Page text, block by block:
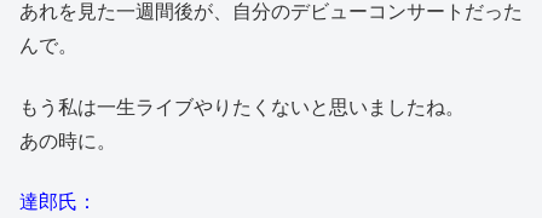
あれを見た一週間後が、自分のデビューコンサートだった
んで。
もう私は一生ライブやりたくないと思いましたね。
あの時に。
達郎氏：